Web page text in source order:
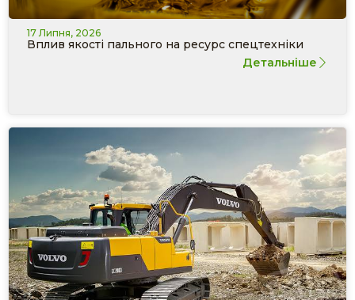
17 Липня, 2026
Вплив якості пального на ресурс спецтехніки
Детальніше